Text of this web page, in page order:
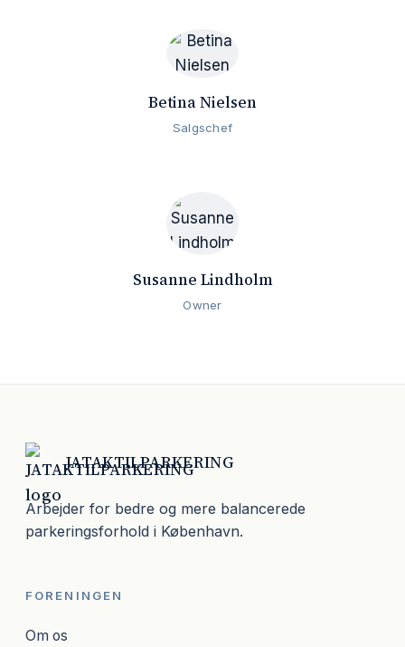
Betina Nielsen
Salgschef
Susanne Lindholm
Owner
JATAKTILPARKERING
Arbejder for bedre og mere balancerede
parkeringsforhold i København.
FORENINGEN
Om os